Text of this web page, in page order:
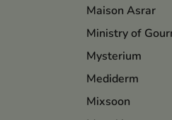
Maison Asrar
Ministry of
Mysterium
Mediderm
Mixsoon